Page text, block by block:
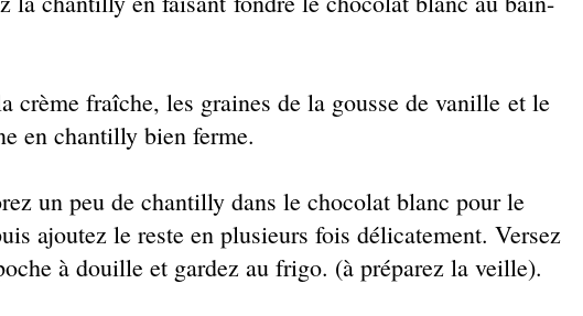
crème fraîche, les graines de la gousse de vanille et le
en chantilly bien ferme.
un peu de chantilly dans le chocolat blanc pour le
ajoutez le reste en plusieurs fois délicatement. Versez
à douille et gardez au frigo. (à préparez la veille).